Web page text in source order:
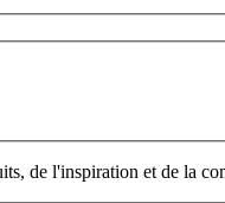
de l'inspiration et de la